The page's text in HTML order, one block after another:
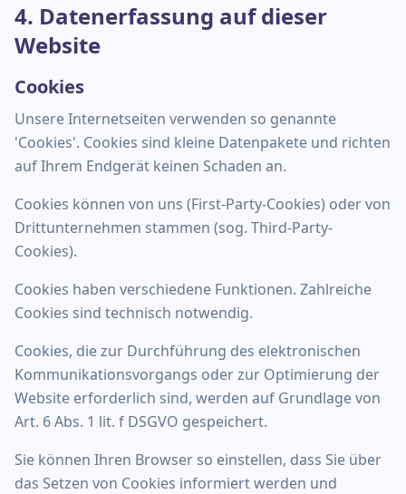
4. Datenerfassung auf dieser
Website
Cookies
Unsere Internetseiten verwenden so genannte
'Cookies'. Cookies sind kleine Datenpakete und richten
auf Ihrem Endgerät keinen Schaden an.
Cookies können von uns (First-Party-Cookies) oder von
Drittunternehmen stammen (sog. Third-Party-
Cookies).
Cookies haben verschiedene Funktionen. Zahlreiche
Cookies sind technisch notwendig.
Cookies, die zur Durchführung des elektronischen
Kommunikationsvorgangs oder zur Optimierung der
Website erforderlich sind, werden auf Grundlage von
Art. 6 Abs. 1 lit. f DSGVO gespeichert.
Sie können Ihren Browser so einstellen, dass Sie über
das Setzen von Cookies informiert werden und